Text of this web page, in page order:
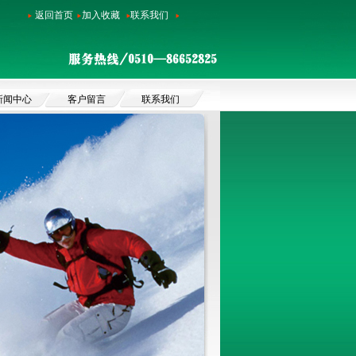
返回首页 加入收藏 联系我们
闻中心 客户留言 联系我们